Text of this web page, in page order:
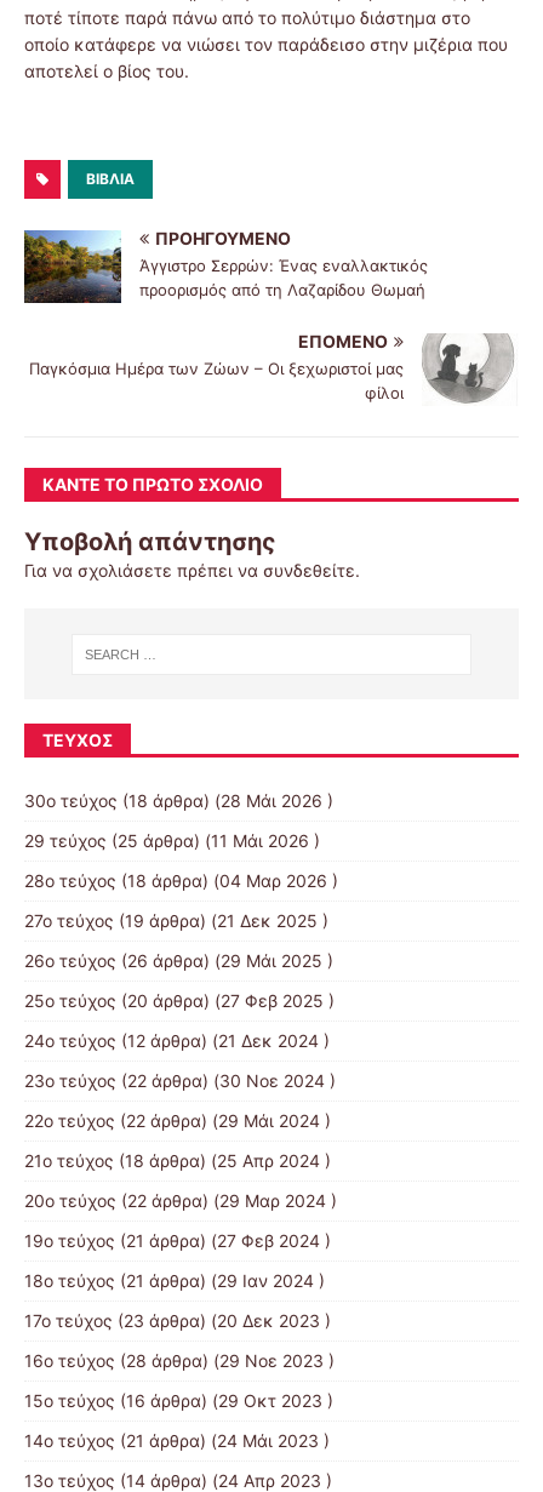
ποτέ τίποτε παρά πάνω από το πολύτιμο διάστημα στο
οποίο κατάφερε να νιώσει τον παράδεισο στην μιζέρια που
αποτελεί ο βίος του.
ΒΙΒΛΊΑ
ΠΡΟΗΓΟΎΜΕΝΟ
Άγγιστρο Σερρών: Ένας εναλλακτικός
προορισμός από τη Λαζαρίδου Θωμαή
ΕΠΌΜΕΝΟ
Παγκόσμια Ημέρα των Ζώων – Οι ξεχωριστοί μας
φίλοι
ΚΆΝΤΕ ΤΟ ΠΡΏΤΟ ΣΧΌΛΙΟ
Υποβολή απάντησης
Για να σχολιάσετε πρέπει να συνδεθείτε.
ΤΕΎΧΟΣ
30ο τεύχος (18 άρθρα) (28 Μάι 2026 )
29 τεύχος (25 άρθρα) (11 Μάι 2026 )
28ο τεύχος (18 άρθρα) (04 Μαρ 2026 )
27ο τεύχος (19 άρθρα) (21 Δεκ 2025 )
26ο τεύχος (26 άρθρα) (29 Μάι 2025 )
25ο τεύχος (20 άρθρα) (27 Φεβ 2025 )
24ο τεύχος (12 άρθρα) (21 Δεκ 2024 )
23ο τεύχος (22 άρθρα) (30 Νοε 2024 )
22ο τεύχος (22 άρθρα) (29 Μάι 2024 )
21o τεύχος (18 άρθρα) (25 Απρ 2024 )
20ο τεύχος (22 άρθρα) (29 Μαρ 2024 )
19ο τεύχος (21 άρθρα) (27 Φεβ 2024 )
18ο τεύχος (21 άρθρα) (29 Ιαν 2024 )
17o τεύχος (23 άρθρα) (20 Δεκ 2023 )
16ο τεύχος (28 άρθρα) (29 Νοε 2023 )
15ο τεύχος (16 άρθρα) (29 Οκτ 2023 )
14ο τεύχος (21 άρθρα) (24 Μάι 2023 )
13ο τεύχος (14 άρθρα) (24 Απρ 2023 )